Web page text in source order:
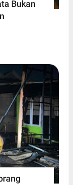
Bukan